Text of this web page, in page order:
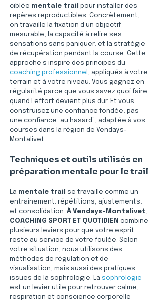
ciblée mentale trail
pour installer des
repères reproductibles. Concrètement,
on travaille la fixation d un objectif
mesurable, la capacité à relire ses
sensations sans paniquer, et la stratégie
de récupération pendant la course. Cette
approche s inspire des principes du
coaching professionnel , appliqués à votre
terrain et à votre niveau. Vous gagnez en
régularité parce que vous savez quoi faire
quand l effort devient plus dur. Et vous
construisez une confiance fondée, pas
une confiance “au hasard”, adaptée à vos
courses dans la région de Vendays-
Montalivet.
Techniques et outils utilisés en
préparation mentale pour le trail
La mentale trail
se travaille comme un
entraînement: répétitions, ajustements,
et consolidation. À Vendays-Montalivet,
COACHING SPORT ET QUOTIDIEN combine
plusieurs leviers pour que votre esprit
reste au service de votre foulée. Selon
votre situation, nous utilisons des
méthodes de régulation et de
visualisation, mais aussi des pratiques
issues de la sophrologie. La sophrologie
est un levier utile pour retrouver calme,
respiration et conscience corporelle